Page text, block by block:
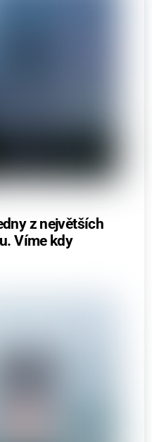
z největších
Víme kdy